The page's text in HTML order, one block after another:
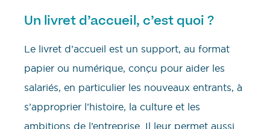
Un livret d’accueil, c’est quoi ?
Le livret d’accueil est un support, au format
papier ou numérique, conçu pour aider les
salariés, en particulier les nouveaux entrants, à
s’approprier l’histoire, la culture et les
ambitions de l’entreprise. Il leur permet aussi